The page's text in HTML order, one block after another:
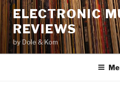
Zum
Inhalt
springen
ELECTRONIC
REVIEWS
by Dole & Kom